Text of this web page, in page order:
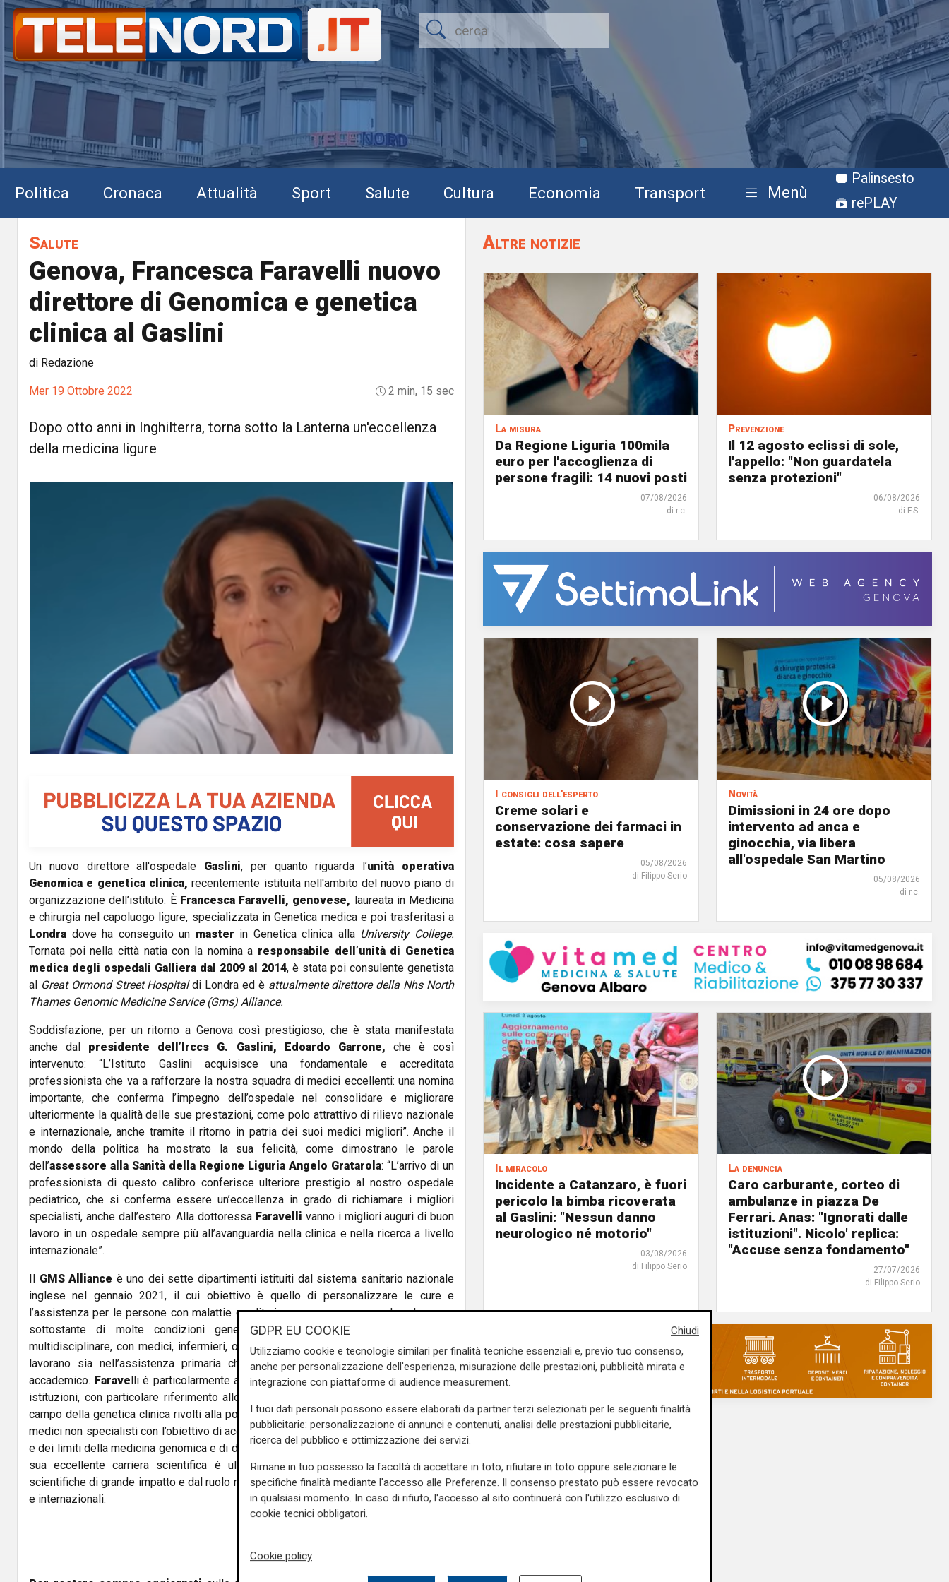
Politica Cronaca Attualità Sport Salute Cultura Economia Transport Menù
Palinsesto
rePLAY
Salute
Genova, Francesca Faravelli nuovo
direttore di Genomica e genetica
clinica al Gaslini
di Redazione
Mer 19 Ottobre 2022 2 min, 15 sec
Dopo otto anni in Inghilterra, torna sotto la Lanterna un'eccellenza
della medicina ligure
Un nuovo direttore all'ospedale Gaslini, per quanto riguarda l’unità operativa
Genomica e genetica clinica, recentemente istituita nell'ambito del nuovo piano di
organizzazione dell’istituto. ÈFrancesca Faravelli, genovese, laureata in Medicina
e chirurgia nel capoluogo ligure, specializzata in Genetica medica e poi trasferitasi a
Londra dove ha conseguito un master in Genetica clinica alla University College.
Tornata poi nella città natia con la nomina a responsabile dell’unità di Genetica
medica degli ospedali Galliera dal 2009 al 2014, è stata poi consulente genetista
al Great Ormond Street Hospitaldi Londra ed è attualmente direttore della Nhs North
Thames Genomic Medicine Service (Gms) Alliance.
Soddisfazione, per un ritorno a Genova così prestigioso, che è stata manifestata
anche dal presidente dell’Irccs G. Gaslini, Edoardo Garrone, che è così
intervenuto: “L’Istituto Gaslini acquisisce una fondamentale e accreditata
professionista che va a rafforzare la nostra squadra di medici eccellenti: una nomina
importante, che conferma l’impegno dell’ospedale nel consolidare e migliorare
ulteriormente la qualità delle sue prestazioni, come polo attrattivo di rilievo nazionale
e internazionale, anche tramite il ritorno in patria dei suoi medici migliori”. Anche il
mondo della politica ha mostrato la sua felicità, come dimostrano le parole
dell’assessore alla Sanità della Regione Liguria Angelo Gratarola: “L’arrivo di un
professionista di questo calibro conferisce ulteriore prestigio al nostro ospedale
pediatrico, che si conferma essere un’eccellenza in grado di richiamare i migliori
specialisti, anche dall’estero. Alla dottoressa Faravelli vanno i migliori auguri di buon
lavoro in un ospedale sempre più all’avanguardia nella clinica e nella ricerca a livello
internazionale”.
GMS Alliance è uno dei sette dipartimenti istituiti dal sistema sanitario nazionale
inglese nel gennaio 2021, il cui obiettivo è quello di personalizzare le cure e
l’assistenza per le persone con malattie ereditarie e cancro e comprendere la causa
sottostante di molte condizioni genetiche attraverso una leadership clinica
multidisciplinare, con medici, infermieri, ostetriche, scienziati clinici e farmacisti che
lavorano sia nell’assistenza primaria che secondaria nella ricerca e nel mondo
accademico. Farave lli è particolarmente attiva nella formazione per conto di diverse
istituzioni, con particolare riferimento allo sviluppo di programmi di educazione nel
campo della genetica clinica rivolti alla popolazione generale e ad altri professionisti
medici non specialisti con l’obiettivo di accrescere la comprensione delle potenzialità
e dei limiti della medicina genomica e di diffondere il corretto uso di test genetici e la
sua eccellente carriera scientifica è ulteriormente testimoniata da pubblicazioni
scientifiche di grande impatto e dal ruolo ricoperto in molti progetti di ricerca nazionali
e internazionali.
Altre notizie
La misura
Da Regione Liguria 100mila
euro per l'accoglienza di
persone fragili: 14 nuovi posti
07/08/2026
di r.c.
Prevenzione
Il 12 agosto eclissi di sole,
l'appello: "Non guardatela
senza protezioni"
06/08/2026
di F.S.
I consigli dell'esperto
Creme solari e
conservazione dei farmaci in
estate: cosa sapere
05/08/2026
di Filippo Serio
Novità
Dimissioni in 24 ore dopo
intervento ad anca e
ginocchia, via libera
all'ospedale San Martino
05/08/2026
di r.c.
Il miracolo
Incidente a Catanzaro, è fuori
pericolo la bimba ricoverata
al Gaslini: "Nessun danno
neurologico né motorio"
03/08/2026
di Filippo Serio
La denuncia
Caro carburante, corteo di
ambulanze in piazza De
Ferrari. Anas: "Ignorati dalle
istituzioni". Nicolo' replica:
"Accuse senza fondamento"
27/07/2026
di Filippo Serio
Chiudi
GDPR EU COOKIE
Utilizziamo cookie e tecnologie similari per finalità tecniche essenziali e, previo tuo consenso,
anche per personalizzazione dell'esperienza, misurazione delle prestazioni, pubblicità mirata e
integrazione con piattaforme di audience measurement.
I tuoi dati personali possono essere elaborati da partner terzi selezionati per le seguenti finalità
pubblicitarie: personalizzazione di annunci e contenuti, analisi delle prestazioni pubblicitarie,
ricerca del pubblico e ottimizzazione dei servizi.
Rimane in tuo possesso la facoltà di accettare in toto, rifiutare in toto oppure selezionare le
specifiche finalità mediante l'accesso alle Preferenze. Il consenso prestato può essere revocato
in qualsiasi momento. In caso di rifiuto, l'accesso al sito continuerà con l'utilizzo esclusivo di
cookie tecnici obbligatori.
Cookie policy